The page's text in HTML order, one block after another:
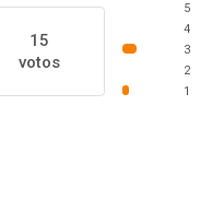
15
votos
5
4
3
2
1